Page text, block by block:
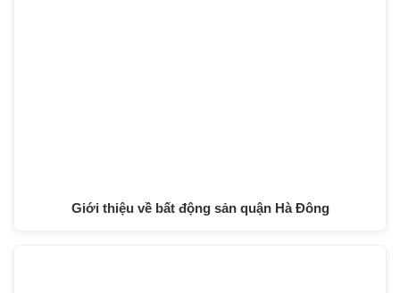
Giới thiệu về bất động sản quận Hà Đông